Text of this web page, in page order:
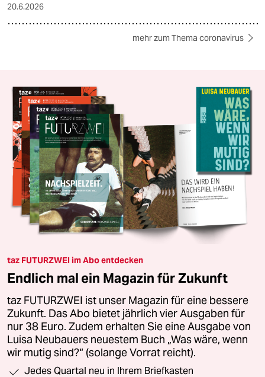
20.6.2026
mehr zum Thema coronavirus
taz FUTURZWEI im Abo entdecken
Endlich mal ein Magazin für Zukunft
taz FUTURZWEI ist unser Magazin für eine bessere
Zukunft. Das Abo bietet jährlich vier Ausgaben für
nur 38 Euro. Zudem erhalten Sie eine Ausgabe von
Luisa Neubauers neuestem Buch „Was wäre, wenn
wir mutig sind?“ (solange Vorrat reicht).
Jedes Quartal neu in Ihrem Briefkasten